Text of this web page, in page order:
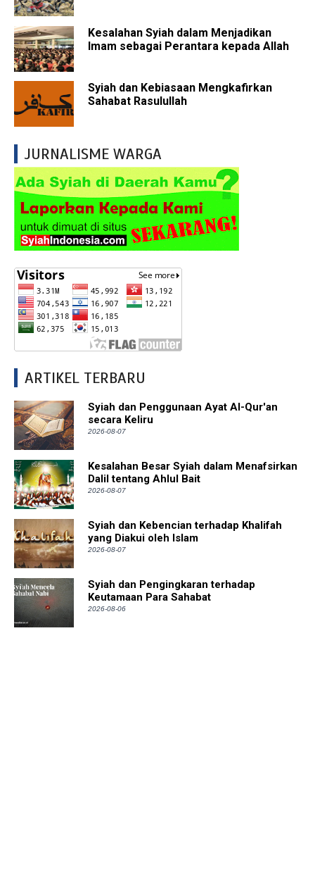
Kesalahan Syiah dalam Menjadikan
Imam sebagai Perantara kepada Allah
Syiah dan Kebiasaan Mengkafirkan
Sahabat Rasulullah
JURNALISME WARGA
ARTIKEL TERBARU
Syiah dan Penggunaan Ayat Al-Qur'an
secara Keliru
2026-08-07
Kesalahan Besar Syiah dalam Menafsirkan
Dalil tentang Ahlul Bait
2026-08-07
Syiah dan Kebencian terhadap Khalifah
yang Diakui oleh Islam
2026-08-07
Syiah dan Pengingkaran terhadap
Keutamaan Para Sahabat
2026-08-06